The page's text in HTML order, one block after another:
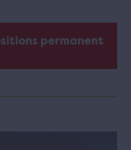
permanent